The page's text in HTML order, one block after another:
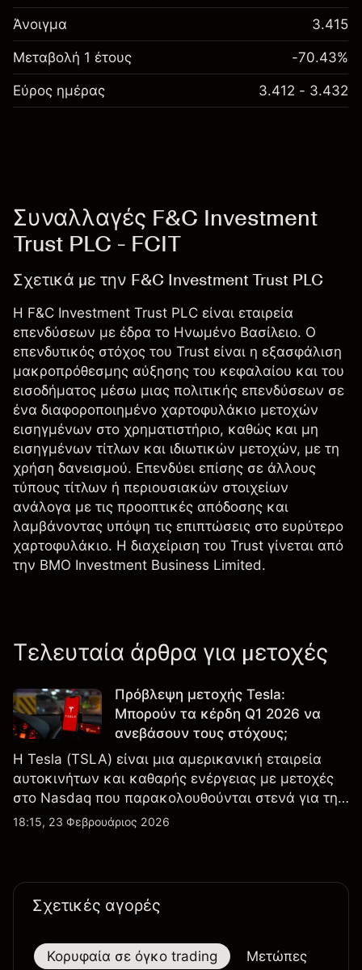
Άνοιγμα 3.415
Μεταβολή 1 έτους -70.43%
Εύρος ημέρας 3.412 - 3.432
Συναλλαγές F&C Investment
Trust PLC - FCIT
Σχετικά με την F&C Investment Trust PLC
Η F&C Investment Trust PLC είναι εταιρεία
επενδύσεων με έδρα το Ηνωμένο Βασίλειο. Ο
επενδυτικός στόχος του Trust είναι η εξασφάλιση
μακροπρόθεσμης αύξησης του κεφαλαίου και του
εισοδήματος μέσω μιας πολιτικής επενδύσεων σε
ένα διαφοροποιημένο χαρτοφυλάκιο μετοχών
εισηγμένων στο χρηματιστήριο, καθώς και μη
εισηγμένων τίτλων και ιδιωτικών μετοχών, με τη
χρήση δανεισμού. Επενδύει επίσης σε άλλους
τύπους τίτλων ή περιουσιακών στοιχείων
ανάλογα με τις προοπτικές απόδοσης και
λαμβάνοντας υπόψη τις επιπτώσεις στο ευρύτερο
χαρτοφυλάκιο. Η διαχείριση του Trust γίνεται από
την BMO Investment Business Limited.
Τελευταία άρθρα για μετοχές
Πρόβλεψη μετοχής Tesla:
Μπορούν τα κέρδη Q1 2026 να
ανεβάσουν τους στόχους;
Η Tesla (TSLA) είναι μια αμερικανική εταιρεία
αυτοκινήτων και καθαρής ενέργειας με μετοχές
στο Nasdaq που παρακολουθούνται στενά για την
απόδοση κερδών, τα δεδομένα παραδόσεων και
18:15, 23 Φεβρουάριος 2026
Σχετικές αγορές
Κορυφαία σε όγκο trading Μετώπες